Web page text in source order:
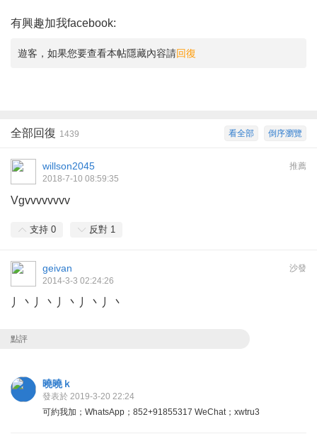
有興趣加我facebook:
遊客，如果您要查看本帖隱藏內容請回復
倒序瀏覽
看全部
全部回復 1439
推薦
willson2045
2018-7-10 08:59:35
Vgvvvvvvvv
支持 0 反對 1
沙發
geivan
2014-3-3 02:24:26
丿丶丿丶丿丶丿丶丿丶
點評
曉曉ｋ
發表於 2019-3-20 22:24
可約我加；WhatsApp；852+91855317 WeChat；xwtru3